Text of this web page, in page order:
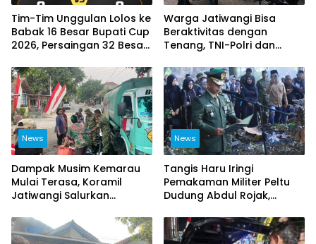
Tim-Tim Unggulan Lolos ke
Babak 16 Besar Bupati Cup
2026, Persaingan 32 Besar
Warga Jatiwangi Bisa
Beraktivitas dengan
Tenang, TNI-Polri dan
Patroli
News
Dampak Musim Kemarau
Mulai Terasa, Koramil
Jatiwangi Salurkan
Warga Desa Loji
News
Tangis Haru Iringi
Pemakaman Militer Peltu
Dudung Abdul Rojak,
Upacara Penghormatan
Terakhir